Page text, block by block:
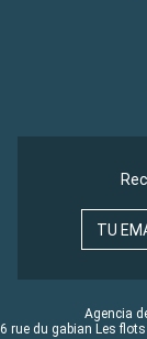
TU
Agencia
rue du gabian Les